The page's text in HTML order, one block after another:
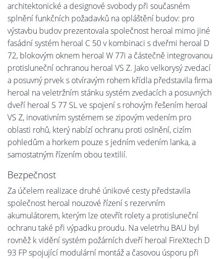
architektonické a designové svobody při současném
splnění funkčních požadavků na opláštění budov: pro
výstavbu budov prezentovala společnost heroal mimo jiné
fasádní systém heroal C 50 v kombinaci s dveřmi heroal D
72, blokovým oknem heroal W 77i a částečně integrovanou
protisluneční ochranou heroal VS Z. Jako velkorysý zvedací
a posuvný prvek s otvíravým rohem křídla představila firma
heroal na veletržním stánku systém zvedacích a posuvných
dveří heroal S 77 SL ve spojení s rohovým řešením heroal
VS Z, inovativním systémem se zipovým vedením pro
oblasti rohů, který nabízí ochranu proti oslnění, cizím
pohledům a horkem pouze s jedním vedením lanka, a
samostatným řízením obou textilií.
Bezpečnost
Za účelem realizace druhé únikové cesty představila
společnost heroal nouzové řízení s rezervním
akumulátorem, kterým lze otevřít rolety a protisluneční
ochranu také při výpadku proudu. Na veletrhu BAU byl
rovněž k vidění systém požárních dveří heroal FireXtech D
93 FP spojující modulární montáž a časovou úsporu při